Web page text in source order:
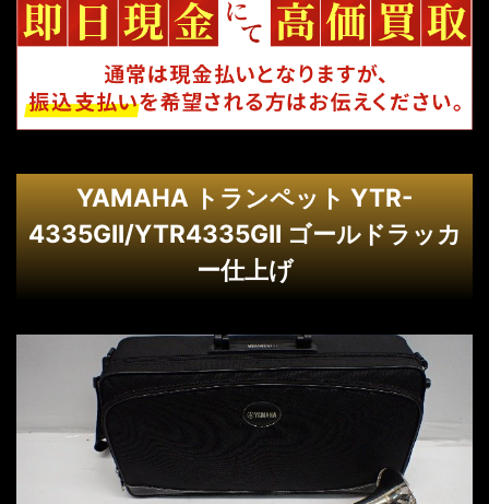
YAMAHA トランペット YTR-
4335GII/YTR4335GII ゴールドラッカ
ー仕上げ